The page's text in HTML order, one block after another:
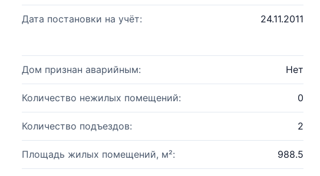
Дата постановки на учёт: 24.11.2011
Дом признан аварийным: Нет
Количество нежилых помещений: 0
Количество подъездов: 2
Площадь жилых помещений, м²: 988.5